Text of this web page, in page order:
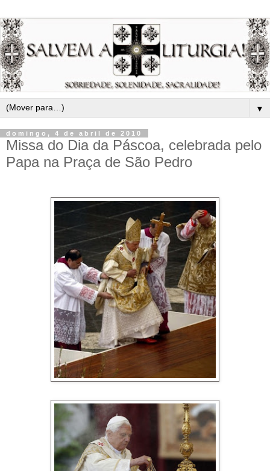
▼
domingo, 4 de abril de 2010
Missa do Dia da Páscoa, celebrada pelo
Papa na Praça de São Pedro